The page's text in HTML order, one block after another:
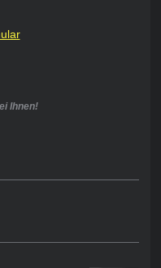
Ihnen!